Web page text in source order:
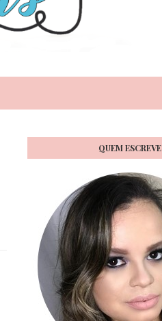
QUEM ESCREVE